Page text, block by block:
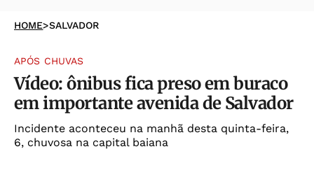
HOME>SALVADOR
APÓS CHUVAS
Vídeo: ônibus fica preso em buraco
em importante avenida de Salvador
Incidente aconteceu na manhã desta quinta-feira,
6, chuvosa na capital baiana